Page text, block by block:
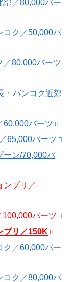
部／80,000バー
コク／50,000バ
／80,000バーツ
・バンコク近郊
60,000バーツ
65,000バーツ
ーン/70,000バ
ンブリ／
100,000バーツ
ブリ／150K
ク／60,000バー
コク／80,000バ